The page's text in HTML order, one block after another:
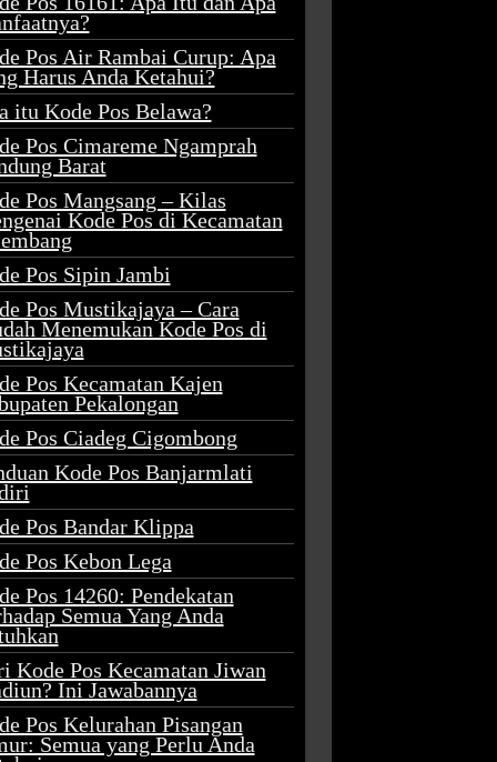
Pos Air Rambai Curup: Apa
Harus Anda Ketahui?
itu Kode Pos Belawa?
Pos Cimareme Ngamprah
Barat
Pos Mangsang – Kilas
Kode Pos di Kecamatan
Pos Sipin Jambi
Pos Mustikajaya – Cara
Menemukan Kode Pos di
Pos Kecamatan Kajen
Pekalongan
Pos Ciadeg Cigombong
Kode Pos Banjarmlati
Pos Bandar Klippa
Pos Kebon Lega
Pos 14260: Pendekatan
Semua Yang Anda
Kode Pos Kecamatan Jiwan
Ini Jawabannya
Pos Kelurahan Pisangan
Semua yang Perlu Anda